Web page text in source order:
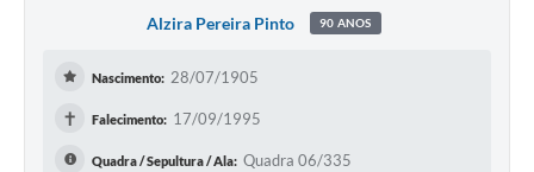
Alzira Pereira Pinto 90 ANOS
Nascimento: 28/07/1905
✝ Falecimento: 17/09/1995
Quadra / Sepultura / Ala: Quadra 06/335